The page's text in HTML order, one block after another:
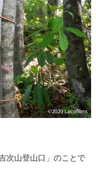
次山登山口」のことで